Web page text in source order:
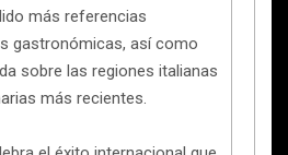
más referencias
gastronómicas, así como
sobre las regiones italianas
más recientes.